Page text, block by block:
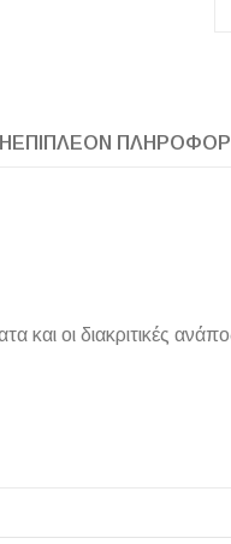
ΕΠΙΠΛΈΟΝ
οι διακριτικές